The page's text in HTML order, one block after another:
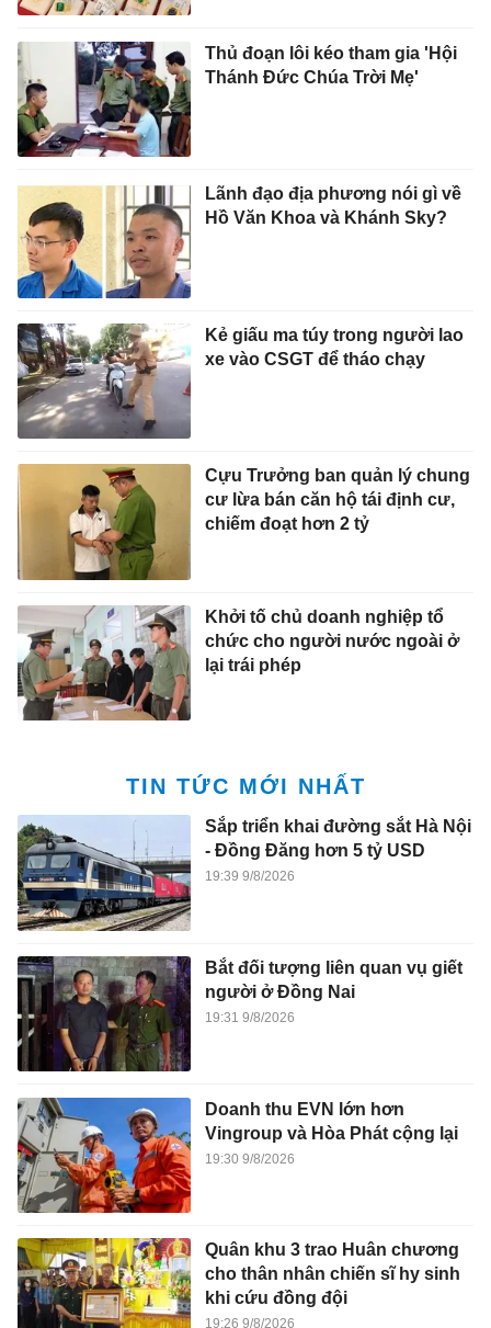
Thủ đoạn lôi kéo tham gia 'Hội
Thánh Đức Chúa Trời Mẹ'
Lãnh đạo địa phương nói gì về
Hồ Văn Khoa và Khánh Sky?
Kẻ giấu ma túy trong người lao
xe vào CSGT để tháo chạy
Cựu Trưởng ban quản lý chung
cư lừa bán căn hộ tái định cư,
chiếm đoạt hơn 2 tỷ
Khởi tố chủ doanh nghiệp tổ
chức cho người nước ngoài ở
lại trái phép
TIN TỨC MỚI NHẤT
Sắp triển khai đường sắt Hà Nội
- Đồng Đăng hơn 5 tỷ USD
19:39 9/8/2026
Bắt đối tượng liên quan vụ giết
người ở Đồng Nai
19:31 9/8/2026
Doanh thu EVN lớn hơn
Vingroup và Hòa Phát cộng lại
19:30 9/8/2026
Quân khu 3 trao Huân chương
cho thân nhân chiến sĩ hy sinh
khi cứu đồng đội
19:26 9/8/2026